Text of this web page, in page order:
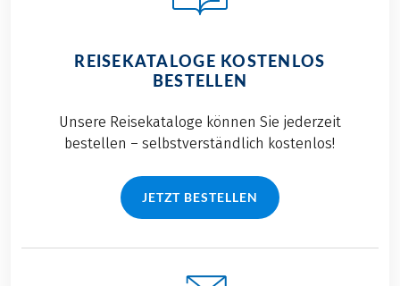
REISEKATALOGE KOSTENLOS
BESTELLEN
Unsere Reisekataloge können Sie jederzeit
bestellen – selbstverständlich kostenlos!
JETZT BESTELLEN